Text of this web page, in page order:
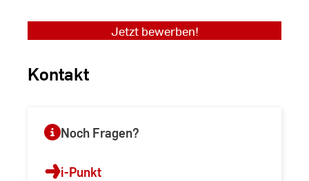
Jetzt bewerben!
Kontakt
Noch Fragen?
i-Punkt